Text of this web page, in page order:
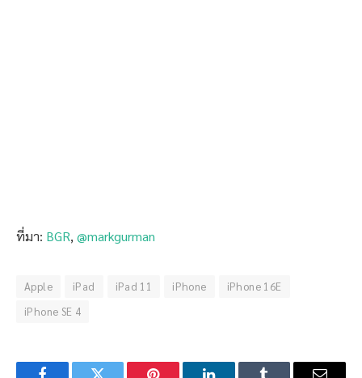
ที่มา: BGR,@markgurman
Apple iPad iPad 11 iPhone
iPhone 16E
iPhone SE 4